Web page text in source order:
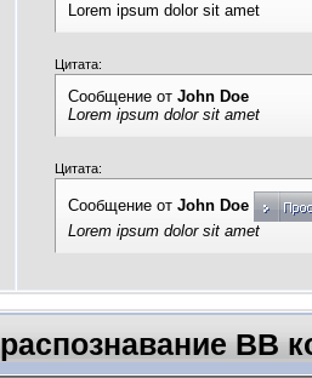
Lorem ipsum dolor sit amet
Цитата:
Сообщение от John Doe
Lorem ipsum dolor sit amet
Цитата:
Сообщение от John Doe
Lorem ipsum dolor sit amet
BB